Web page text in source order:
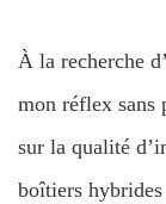
À la recherche
mon réflex sans
sur la qualité
boîtiers